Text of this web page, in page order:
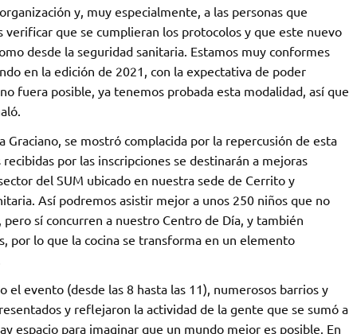
y, muy especialmente, a las personas que
verificar que se cumplieran los protocolos y que este nuevo
desde la seguridad sanitaria. Estamos muy conformes
en la edición de 2021, con la expectativa de poder
fuera posible, ya tenemos probada esta modalidad, así que
se mostró complacida por la repercusión de esta
por las inscripciones se destinarán a mejoras
del SUM ubicado en nuestra sede de Cerrito y
Así podremos asistir mejor a unos 250 niños que no
sí concurren a nuestro Centro de Día, y también
por lo que la cocina se transforma en un elemento
evento (desde las 8 hasta las 11), numerosos barrios y
y reflejaron la actividad de la gente que se sumó a
espacio para imaginar que un mundo mejor es posible. En